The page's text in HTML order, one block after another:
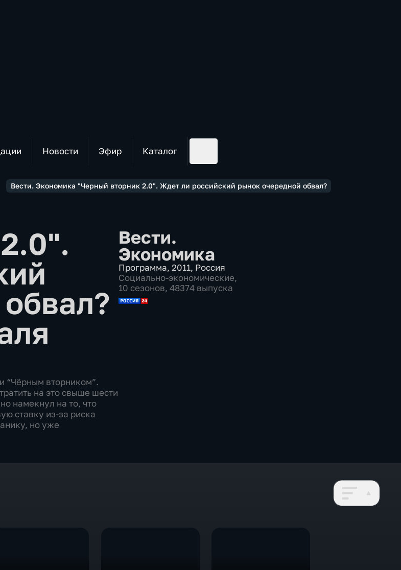
Новости Эфир Каталог
Вести. Экономика "Черный вторник 2.0". Ждет ли российский рынок очередной обвал?
“Чёрным вторником”.
на это свыше шести
намекнул на то, что
ставку из-за риска
но уже
Вести.
Экономика
Программа, 2011, Россия
Социально-экономические,
10 сезонов, 48374 выпуска